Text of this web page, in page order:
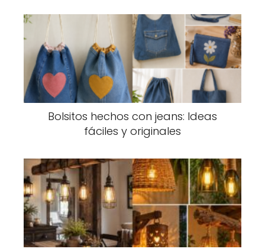
Bolsitos hechos con jeans: Ideas
fáciles y originales